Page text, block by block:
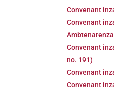
Convenant
Convenant
Convenant
no. 191)
Convenant
Convenant